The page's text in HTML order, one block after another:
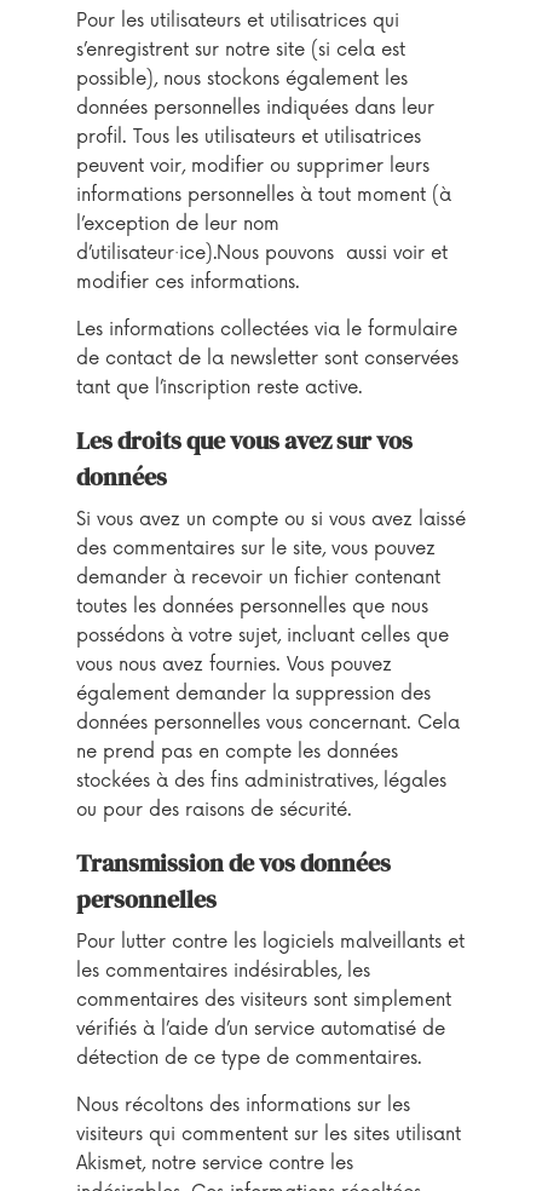
Pour les utilisateurs et utilisatrices qui
s’enregistrent sur notre site (si cela est
possible), nous stockons également les
données personnelles indiquées dans leur
profil. Tous les utilisateurs et utilisatrices
peuvent voir, modifier ou supprimer leurs
informations personnelles à tout moment (à
l’exception de leur nom
d’utilisateur·ice).Nous pouvons aussi voir et
modifier ces informations.
Les informations collectées via le formulaire
de contact de la newsletter sont conservées
tant que l’inscription reste active.
Les droits que vous avez sur vos
données
Si vous avez un compte ou si vous avez laissé
des commentaires sur le site, vous pouvez
demander à recevoir un fichier contenant
toutes les données personnelles que nous
possédons à votre sujet, incluant celles que
vous nous avez fournies. Vous pouvez
également demander la suppression des
données personnelles vous concernant. Cela
ne prend pas en compte les données
stockées à des fins administratives, légales
ou pour des raisons de sécurité.
Transmission de vos données
personnelles
Pour lutter contre les logiciels malveillants et
les commentaires indésirables, les
commentaires des visiteurs sont simplement
vérifiés à l’aide d’un service automatisé de
détection de ce type de commentaires.
Nous récoltons des informations sur les
visiteurs qui commentent sur les sites utilisant
Akismet, notre service contre les